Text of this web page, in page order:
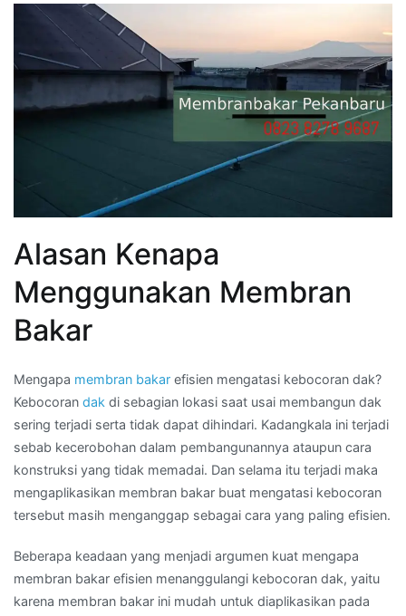
Alasan Kenapa
Menggunakan Membran
Bakar
Mengapa membran bakar efisien mengatasi kebocoran dak?
Kebocoran dak di sebagian lokasi saat usai membangun dak
sering terjadi serta tidak dapat dihindari. Kadangkala ini terjadi
sebab kecerobohan dalam pembangunannya ataupun cara
konstruksi yang tidak memadai. Dan selama itu terjadi maka
mengaplikasikan membran bakar buat mengatasi kebocoran
tersebut masih menganggap sebagai cara yang paling efisien.
Beberapa keadaan yang menjadi argumen kuat mengapa
membran bakar efisien menanggulangi kebocoran dak, yaitu
karena membran bakar ini mudah untuk diaplikasikan pada